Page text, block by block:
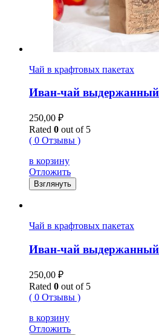
Чай в крафтовых пакетах
Иван-чай выдержанный
250,00 ₽
Rated 0 out of 5
( 0 Отзывы )
в корзину
Отложить
Взглянуть
Чай в крафтовых пакетах
Иван-чай
250,00 ₽
Rated 0 out of 5
( 0 Отзывы )
в корзину
Отложить